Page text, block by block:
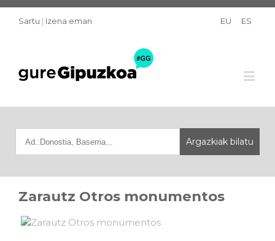
Sartu | Izena eman EU ES
Zarautz Otros monumentos